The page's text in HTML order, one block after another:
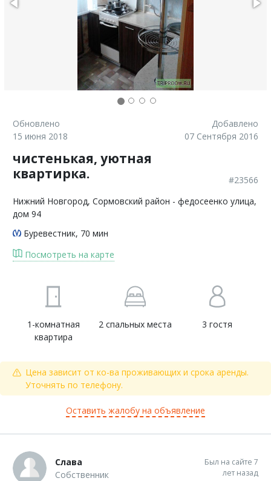
Обновлено
15 июня 2018
Добавлено
07 Сентября 2016
чистенькая, уютная
квартирка.
#23566
Нижний Новгород, Сормовский район - федосеенко улица,
дом 94
Буревестник, 70 мин
Посмотреть на карте
1-комнатная
квартира
2 спальных места 3 гостя
Цена зависит от ко-ва проживающих и срока аренды.
Уточнять по телефону.
Оставить жалобу на объявление
Слава
Собственник
Был на сайте 7
лет назад